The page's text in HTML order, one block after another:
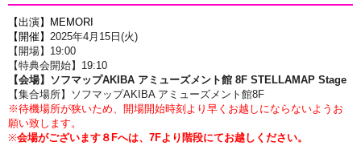
【出演】MEMORI
【開催】 2025年4月15 日(火)
【開場】19:00
【特典会開始】 19:10
【会場】ソフマップAKIBA アミューズメント館 8F STELLAMAP Stage
【集合場所】
ソフマップAKIBA アミューズメント館8F
※待機場所が狭いため、開場開始時刻より早くお越しにならないようお
願い致します。
※会場がございます８Fへは、7Fより階段にてお越しください。